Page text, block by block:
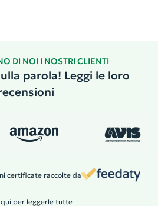
DI NOI I NOSTRI CLIENTI
parola! Leggi le loro
certificate raccolte da
qui per leggerle tutte